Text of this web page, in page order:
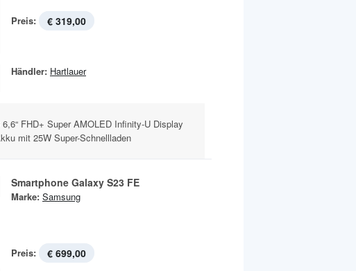
Preis: € 319,00
Händler: Hartlauer
6,6“ FHD+ Super AMOLED Infinity-U Display
mit 25W Super-Schnellladen
Smartphone Galaxy S23 FE
Marke: Samsung
Preis: € 699,00